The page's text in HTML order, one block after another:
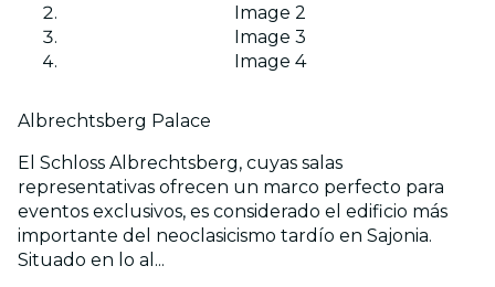
Image 2
Image 3
Image 4
Albrechtsberg Palace
El Schloss Albrechtsberg, cuyas salas
representativas ofrecen un marco perfecto para
eventos exclusivos, es considerado el edificio más
importante del neoclasicismo tardío en Sajonia.
Situado en lo al...